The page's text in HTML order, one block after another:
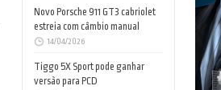
Novo Porsche 911 GT3 cabriolet
estreia com câmbio manual
14/04/2026
Tiggo 5X Sport pode ganhar
versão para PCD